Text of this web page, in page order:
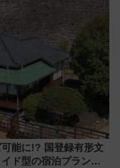
能に!? 国登録有形文
ド型の宿泊プランが